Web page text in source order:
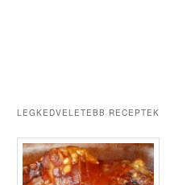
LEGKEDVELETEBB RECEPTEK